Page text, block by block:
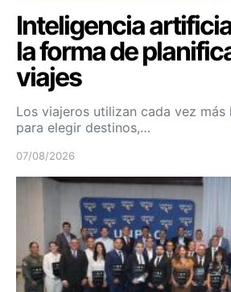
Inteligencia
la forma de
viajes
Los viajeros utilizan cada vez más
para elegir destinos,…
07/08/2026